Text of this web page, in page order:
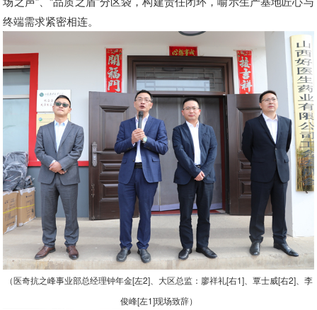
终端需求紧密相连。
（医奇抗之峰事业部总经理钟年金[左2]、大区总监：廖祥礼[右1]、覃士威[右2]、李
俊峰[左1]现场致辞）